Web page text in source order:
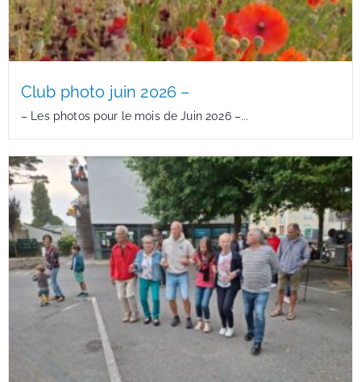
Club photo juin 2026 –
– Les photos pour le mois de Juin 2026 –...